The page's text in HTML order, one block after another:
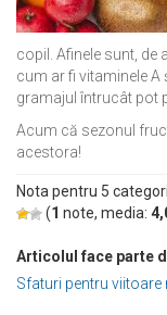
copil. Afinele sunt, de
cum ar fi vitaminele A
gramajul întrucât pot
Acum că sezonul
acestora!
Nota pentru 5
(1 note, media:
Articolul face parte
Sfaturi pentru viitoare